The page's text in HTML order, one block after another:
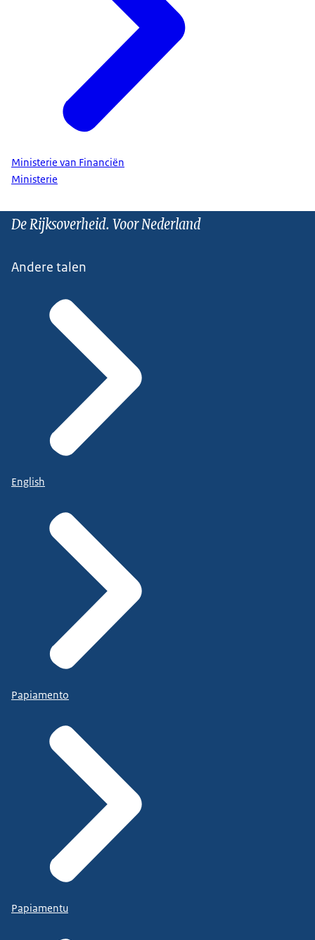
Ministerie van Financiën
Ministerie
De Rijksoverheid. Voor Nederland
Andere talen
English
Papiamento
Papiamentu